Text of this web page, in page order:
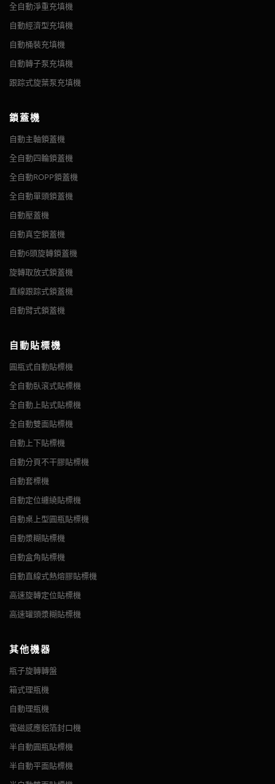
全自動淨重充填機
自動經濟型充填機
自動桶裝充填機
自動轉子泵充填機
跟踪式旋葉泵充填機
鎖蓋機
自動主軸鎖蓋機
全自動四輪鎖蓋機
全自動ROPP鎖蓋機
全自動單頭鎖蓋機
自動壓蓋機
自動真空鎖蓋機
自動6頭旋轉鎖蓋機
旋轉取放式鎖蓋機
直線跟踪式鎖蓋機
自動臂式鎖蓋機
自動貼標機
圓瓶式自動貼標機
全自動臥滾式貼標機
全自動上貼式貼標機
全自動雙面貼標機
自動上下貼標機
自動分頁不干膠貼標機
自動套標機
自動定位纏繞貼標機
自動桌上型圓瓶貼標機
自動漿糊貼標機
自動盒角貼標機
自動直線式熱熔膠貼標機
高速旋轉定位貼標機
高速罐頭漿糊貼標機
其他機器
瓶子旋轉轉盤
箱式理瓶機
自動理瓶機
電磁感應鋁箔封口機
半自動圓瓶貼標機
半自動平面貼標機